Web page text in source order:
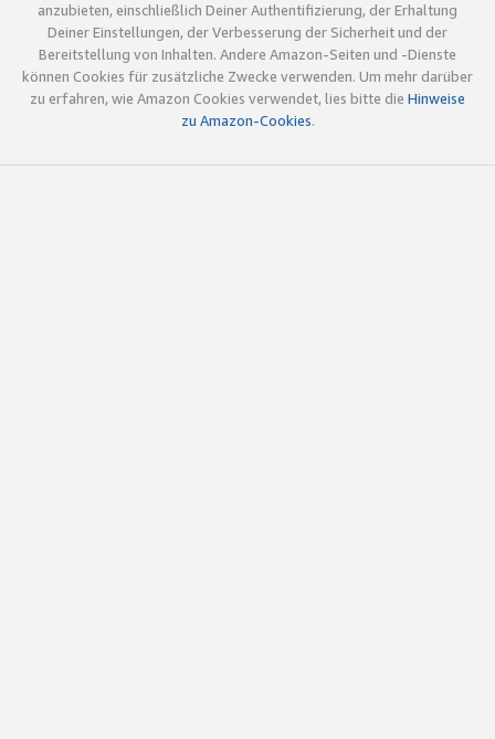
anzubieten, einschließlich Deiner Authentifizierung, der Erhaltung
Deiner Einstellungen, der Verbesserung der Sicherheit und der
Bereitstellung von Inhalten. Andere Amazon-Seiten und -Dienste
können Cookies für zusätzliche Zwecke verwenden. Um mehr darüber
zu erfahren, wie Amazon Cookies verwendet, lies bitte die Hinweise
zu Amazon-Cookies.